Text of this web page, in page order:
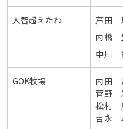
人智超えたわ
芦田
内橋
中川
GOK牧場
内田
菅野
松村
吉永